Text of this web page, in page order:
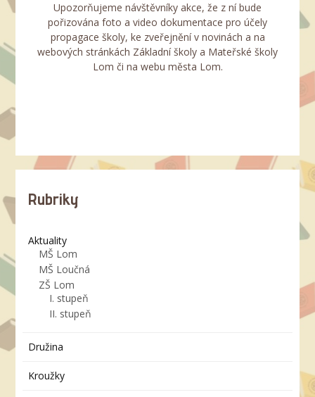
Upozorňujeme návštěvníky akce, že z ní bude
pořizována foto a video dokumentace pro účely
propagace školy, ke zveřejnění v novinách a na
webových stránkách Základní školy a Mateřské školy
Lom či na webu města Lom.
Rubriky
Aktuality
MŠ Lom
MŠ Loučná
ZŠ Lom
I. stupeň
II. stupeň
Družina
Kroužky